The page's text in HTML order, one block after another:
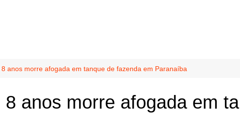
anos morre afogada em tanque de fazenda em Paranaíba
anos morre afogada em